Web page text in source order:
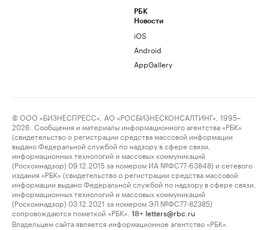
РБК
Новости
iOS
Android
AppGallery
© ООО «БИЗНЕСПРЕСС», АО «РОСБИЗНЕСКОНСАЛТИНГ», 1995–
2026. Сообщения и материалы информационного агентства «РБК»
(свидетельство о регистрации средства массовой информации
выдано Федеральной службой по надзору в сфере связи,
информационных технологий и массовых коммуникаций
(Роскомнадзор) 09.12.2015 за номером ИА №ФС77-63848) и сетевого
издания «РБК» (свидетельство о регистрации средства массовой
информации выдано Федеральной службой по надзору в сфере связи,
информационных технологий и массовых коммуникаций
(Роскомнадзор) 03.12.2021 за номером ЭЛ №ФС77-82385)
сопровождаются пометкой «РБК».
18+ letters@rbc.ru
Владельцем сайта является информационное агентство «РБК».